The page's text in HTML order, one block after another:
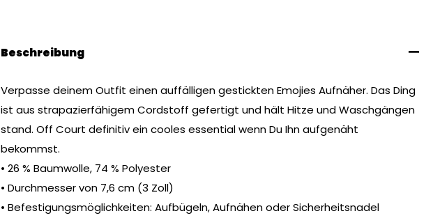
Beschreibung
Verpasse deinem Outfit einen auffälligen gestickten Emojies Aufnäher. Das Ding
ist aus strapazierfähigem Cordstoff gefertigt und hält Hitze und Waschgängen
stand. Off Court definitiv ein cooles essential wenn Du Ihn aufgenäht
bekommst.
• 26 % Baumwolle, 74 % Polyester
• Durchmesser von 7,6 cm (3 Zoll)
• Befestigungsmöglichkeiten: Aufbügeln, Aufnähen oder Sicherheitsnadel